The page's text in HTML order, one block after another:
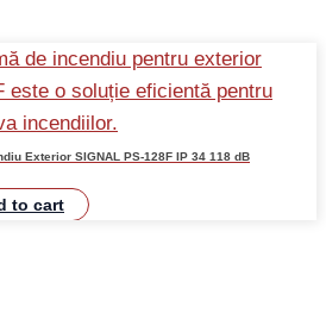
Exterior SIGNAL PS-128F IP 34 118 dB
to cart